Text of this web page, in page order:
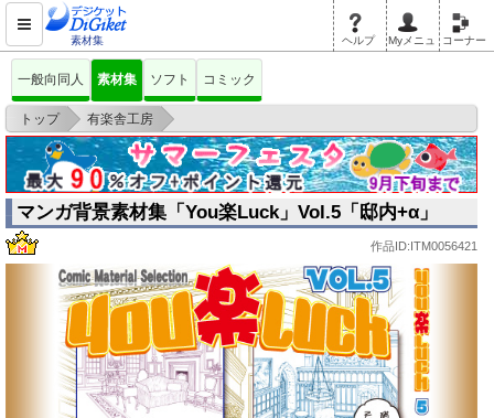
素材集 ヘルプ Myメニュ コーナー
一般向同人 素材集 ソフト コミック
トップ > 有楽舎工房
>
マンガ背景素材集「You楽Luck」Vol.5「邸内+α」
マンガ背景素材集「You楽Luck」Vol.5「邸内+α」
作品ID:ITM0056421